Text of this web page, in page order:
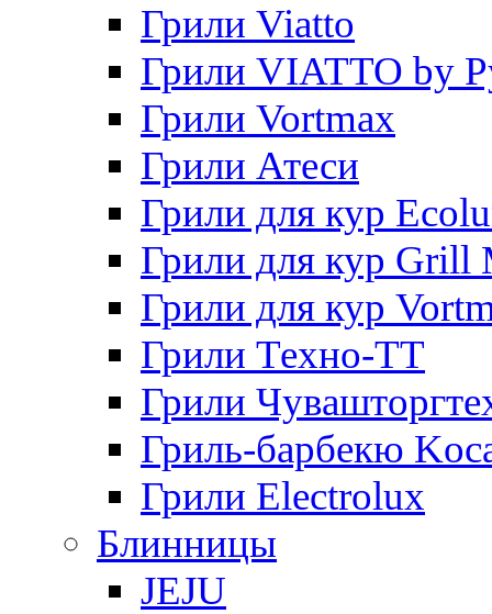
Грили Viatto
Грили VIATTO by
Грили Vortmax
Грили Атеси
Грили для кур
Грили для кур Grill
Грили для кур
Грили Техно-ТТ
Грили
Гриль-барбекю
Грили Electrolux
Блинницы
JEJU